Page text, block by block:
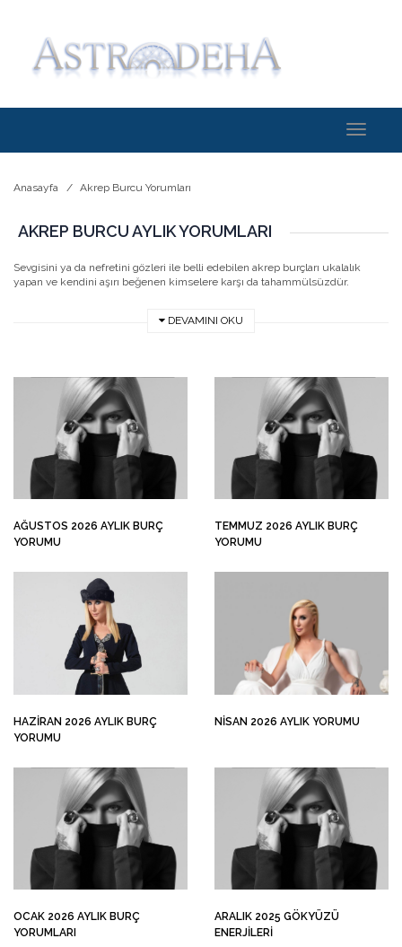
Toggle
Anasayfa Akrep Burcu Yorumları
AKREP BURCU AYLIK YORUMLARI
Sevgisini ya da nefretini gözleri ile belli edebilen akrep burçları ukalalık
yapan ve kendini aşırı beğenen kimselere karşı da tahammülsüzdür.
DEVAMINI OKU
AĞUSTOS 2026 AYLIK BURÇ
YORUMU
TEMMUZ 2026 AYLIK BURÇ
YORUMU
HAZIRAN 2026 AYLIK BURÇ
YORUMU
NISAN 2026 AYLIK YORUMU
OCAK 2026 AYLIK BURÇ
YORUMLARI
ARALIK 2025 GÖKYÜZÜ
ENERJILERI